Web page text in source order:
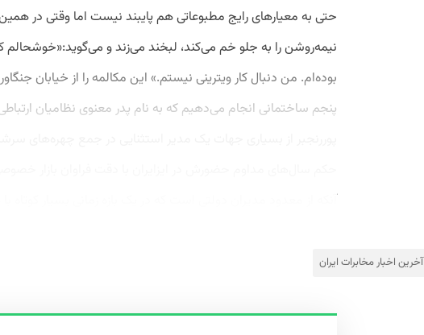
حتی به معیارهای رایج مطبوعاتی هم پایبند نیست اما وقتی در
نیمه‌روشن را به جلو خم می‌کند، لبخند می‌زند و می‌گوید:«خوشحالم
بوده‌ام. من دنبال کار ویترینی نیستم.» این مکالمه را از خیابان
پنجم ساختمانی انجام می‌دهیم که به نام پدر معنوی نظامیان
آخرین اخبار مخابرات ایران